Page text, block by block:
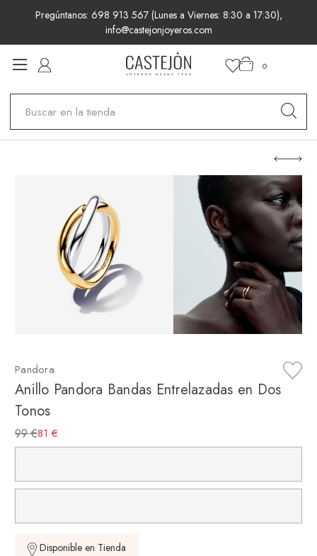
Pregúntanos: 698 913 567 (Lunes a Viernes: 8:30 a 17:30),
info@castejonjoyeros.com
0
Pandora
Anillo Pandora Bandas Entrelazadas en Dos
Tonos
99 €81 €
Disponible en Tienda